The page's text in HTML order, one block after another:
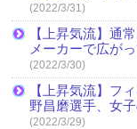
(2022/3/31)
【上昇気流】通
メーカーで広が
(2022/3/30)
【上昇気流】フ
野昌磨選手、女
(2022/3/29)